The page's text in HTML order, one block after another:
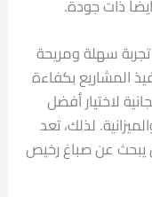
ذات جودة.
سهلة ومريحة
المشاريع بكفاءة
لاختيار أفضل
لذلك، تعد
يبحث عن صباغ رخيص